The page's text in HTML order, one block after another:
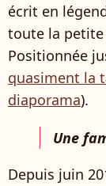
écrit en
toute la petite
Positionnée
quasiment la
diaporama).
Une
Depuis juin